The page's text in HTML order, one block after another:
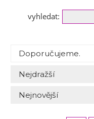
vyhledat:
Doporučujeme.
Nejdražší
Nejnovější